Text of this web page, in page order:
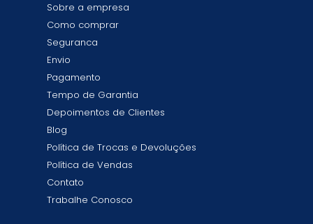
Sobre a empresa
Como comprar
Seguranca
Envio
Pagamento
Tempo de Garantia
Depoimentos de Clientes
Blog
Política de Trocas e Devoluções
Política de Vendas
Contato
Trabalhe Conosco